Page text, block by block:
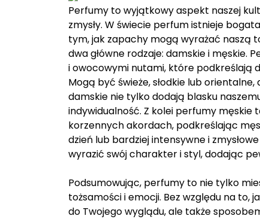
Perfumy to wyjątkowy aspekt naszej
zmysły. W świecie perfum istnieje
tym, jak zapachy mogą wyrażać naszą
dwa główne rodzaje: damskie i męskie.
i owocowymi nutami, które podkreślają
Mogą być świeże, słodkie lub
damskie nie tylko dodają blasku
indywidualność. Z kolei perfumy męskie
korzennych akordach, podkreślając
dzień lub bardziej intensywne i
wyrazić swój charakter i styl, dodając
Podsumowując, perfumy to nie tylko
tożsamości i emocji. Bez względu na to,
do Twojego wyglądu, ale także